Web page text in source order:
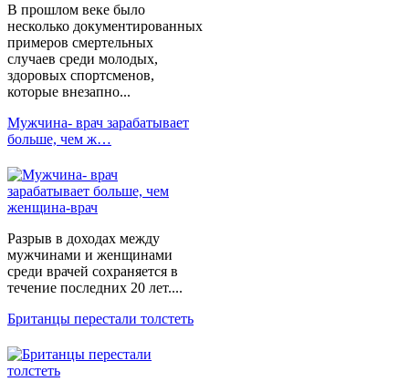
В прошлом веке было
несколько документированных
примеров смертельных
случаев среди молодых,
здоровых спортсменов,
которые внезапно...
Мужчина- врач зарабатывает
больше, чем ж…
Разрыв в доходах между
мужчинами и женщинами
среди врачей сохраняется в
течение последних 20 лет....
Британцы перестали толстеть